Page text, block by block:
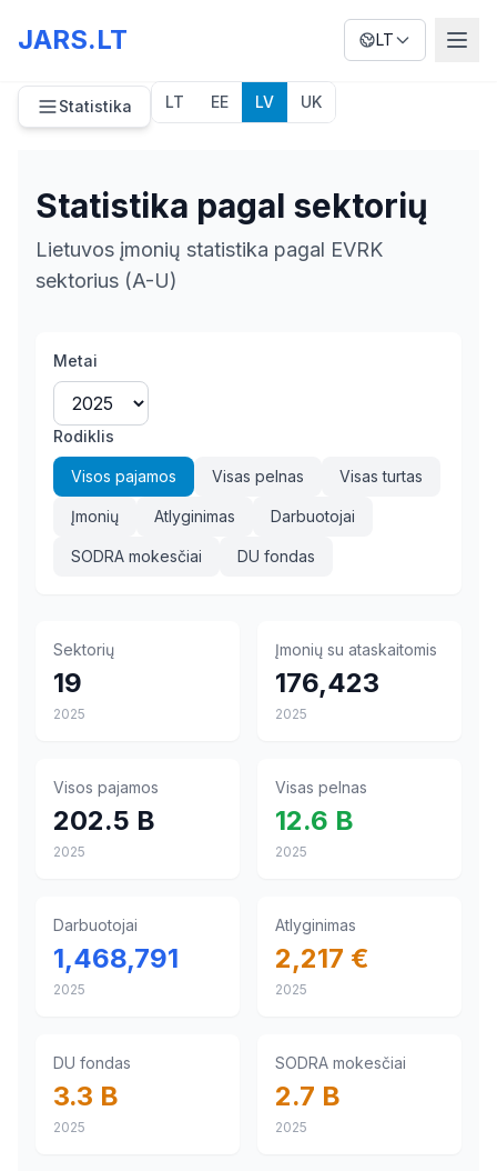
JARS.LT LT
Statistika LT EE LV UK
Statistika pagal sektorių
Lietuvos įmonių statistika pagal EVRK
sektorius (A-U)
Metai
Rodiklis
Visos pajamos Visas pelnas Visas turtas
Įmonių Atlyginimas Darbuotojai
SODRA mokesčiai DU fondas
Sektorių
19
2025
Įmonių su ataskaitomis
176,423
2025
Visos pajamos
202.5 B
2025
Visas pelnas
12.6 B
2025
Darbuotojai
1,468,791
2025
Atlyginimas
2,217 €
2025
DU fondas
3.3 B
2025
SODRA mokesčiai
2.7 B
2025